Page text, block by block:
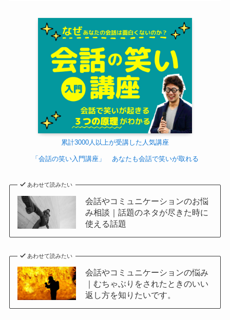
累計3000人以上が受講した人気講座
「会話の笑い入門講座」 あなたも会話で笑いが取れる
あわせて読みたい
会話やコミュニケーションのお悩
み相談｜話題のネタが尽きた時に
使える話題
あわせて読みたい
会話やコミュニケーションの悩み
｜むちゃぶりをされたときのいい
返し方を知りたいです。